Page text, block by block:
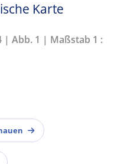
Karte
| Abb. 1 | Maßstab 1 :